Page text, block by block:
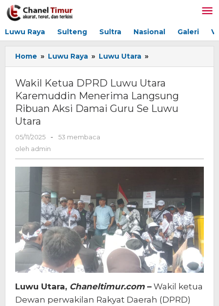
Lewati
ke
Luwu Raya Sulteng Sultra Nasional Galeri
Home » Luwu Raya » Luwu Utara »
Ketua
Luwu
Utara
Karemuddin
Damai
Guru
Luwu
Utara
Wakil Ketua DPRD Luwu Utara
Karemuddin Menerima Langsung
Ribuan Aksi Damai Guru Se Luwu
Utara
05/11/2025
oleh
-
53 membaca
oleh admin
Luwu Utara, Chaneltimur.com– Wakil ketua
Dewan perwakilan Rakyat Daerah (DPRD)